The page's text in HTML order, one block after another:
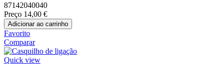
87142040040
Preço 14,00 €
Adicionar ao carrinho
Favorito
Comparar
Quick view